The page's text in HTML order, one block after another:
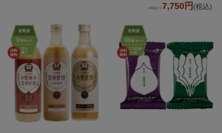
１回あたり 7,750円 (税込)